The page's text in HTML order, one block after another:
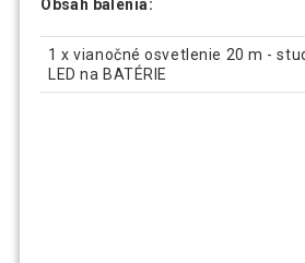
Obsah balenia:
1 x vianočné osvetlenie 20 m -
LED na BATÉRIE